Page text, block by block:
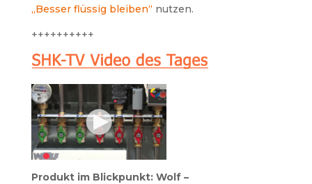
„Besser flüssig bleiben“ nutzen.
++++++++++
Produkt im Blickpunkt: Wolf –